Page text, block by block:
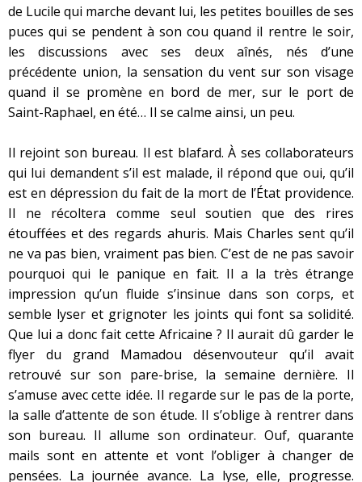
de Lucile qui marche devant lui, les petites bouilles de ses
puces qui se pendent à son cou quand il rentre le soir,
les discussions avec ses deux aînés, nés d’une
précédente union, la sensation du vent sur son visage
quand il se promène en bord de mer, sur le port de
Saint-Raphael, en été… Il se calme ainsi, un peu.
Il rejoint son bureau. Il est blafard. À ses collaborateurs
qui lui demandent s’il est malade, il répond que oui, qu’il
est en dépression du fait de la mort de l’État providence.
Il ne récoltera comme seul soutien que des rires
étouffées et des regards ahuris. Mais Charles sent qu’il
ne va pas bien, vraiment pas bien. C’est de ne pas savoir
pourquoi qui le panique en fait. Il a la très étrange
impression qu’un fluide s’insinue dans son corps, et
semble lyser et grignoter les joints qui font sa solidité.
Que lui a donc fait cette Africaine ? Il aurait dû garder le
flyer du grand Mamadou désenvouteur qu’il avait
retrouvé sur son pare-brise, la semaine dernière. Il
s’amuse avec cette idée. Il regarde sur le pas de la porte,
la salle d’attente de son étude. Il s’oblige à rentrer dans
son bureau. Il allume son ordinateur. Ouf, quarante
mails sont en attente et vont l’obliger à changer de
pensées. La journée avance. La lyse, elle, progresse.